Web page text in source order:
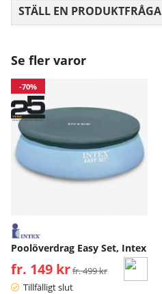
STÄLL EN PRODUKTFRÅGA
Se fler varor
-70%
Poolöverdrag Easy Set, Intex
fr. 149 kr Ordinarie pris:
fr. 499 kr
Tillfälligt slut